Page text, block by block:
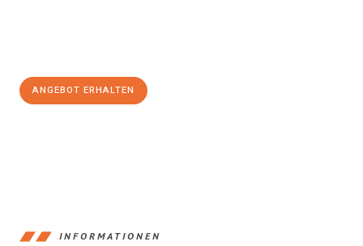
ANGEBOT ERHALTEN
INFORMATIONEN